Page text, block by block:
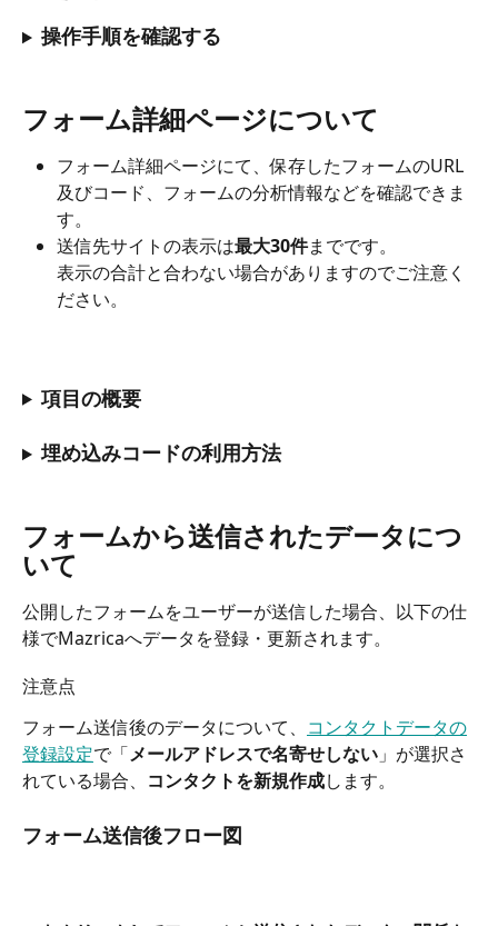
操作手順を確認する
フォーム詳細ページについて
フォーム詳細ページにて、保存したフォームのURL
及びコード、フォームの分析情報などを確認できま
す。
送信先サイトの表示は最大30件までです。
表示の合計と合わない場合がありますのでご注意く
ださい。
項目の概要
埋め込みコードの利用方法
フォームから送信されたデータにつ
いて
公開したフォームをユーザーが送信した場合、以下の仕
様でMazricaへデータを登録・更新されます。
注意点
フォーム送信後のデータについて、 コンタクトデータの
登録設定で「メールアドレスで名寄せしない 」が選択さ
れている場合、 コンタクトを新規作成します。
フォーム送信後フロー図